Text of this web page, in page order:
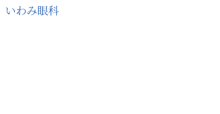
いわみ眼科